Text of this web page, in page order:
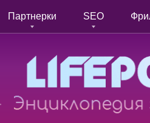
Партнерки SEO